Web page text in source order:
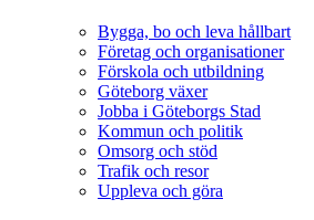
Bygga, bo och leva hållbart
Företag och organisationer
Förskola och utbildning
Göteborg växer
Jobba i Göteborgs Stad
Kommun och politik
Omsorg och stöd
Trafik och resor
Uppleva och göra